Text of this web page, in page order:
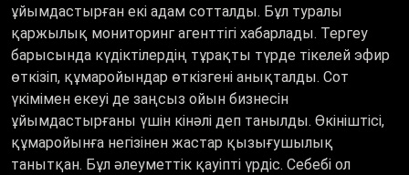
ұйымдастырған екі адам сотталды. Бұл туралы
қаржылық мониторинг агенттігі хабарлады. Тергеу
барысында күдіктілердің тұрақты түрде тікелей эфир
өткізіп, құмаройындар өткізгені анықталды. Сот
үкімімен екеуі де заңсыз ойын бизнесін
ұйымдастырғаны үшін кінәлі деп танылды. Өкініштісі,
құмаройынға негізінен жастар қызығушылық
танытқан. Бұл әлеуметтік қауіпті үрдіс. Себебі ол